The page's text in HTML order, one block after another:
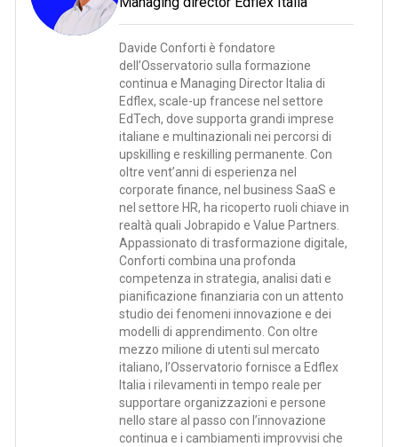
Davide Conforti è fondatore
dell’Osservatorio sulla formazione
continua e Managing Director Italia di
Edflex, scale-up francese nel settore
EdTech, dove supporta grandi imprese
italiane e multinazionali nei percorsi di
upskilling e reskilling permanente. Con
oltre vent’anni di esperienza nel
corporate finance, nel business SaaS e
nel settore HR, ha ricoperto ruoli chiave in
realtà quali Jobrapido e Value Partners.
Appassionato di trasformazione digitale,
Conforti combina una profonda
competenza in strategia, analisi dati e
pianificazione finanziaria con un attento
studio dei fenomeni innovazione e dei
modelli di apprendimento. Con oltre
mezzo milione di utenti sul mercato
italiano, l’Osservatorio fornisce a Edflex
Italia i rilevamenti in tempo reale per
supportare organizzazioni e persone
nello stare al passo con l’innovazione
continua e i cambiamenti improvvisi che